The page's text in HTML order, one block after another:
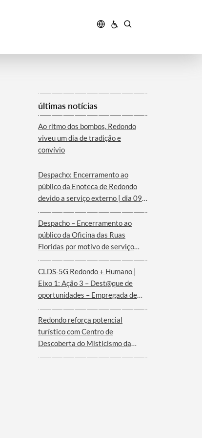
últimas notícias
Ao ritmo dos bombos, Redondo
viveu um dia de tradição e
convívio
Despacho: Encerramento ao
público da Enoteca de Redondo
devido a serviço externo | dia 09
Despacho – Encerramento ao
público da Oficina das Ruas
Floridas por motivo de serviço
CLDS-5G Redondo + Humano |
Eixo 1: Ação 3 – Dest@que de
oportunidades – Empregada de
Paulo – Serra d´Ossa)
Redondo reforça potencial
turístico com Centro de
Descoberta do Misticismo da
Serra d´Ossa